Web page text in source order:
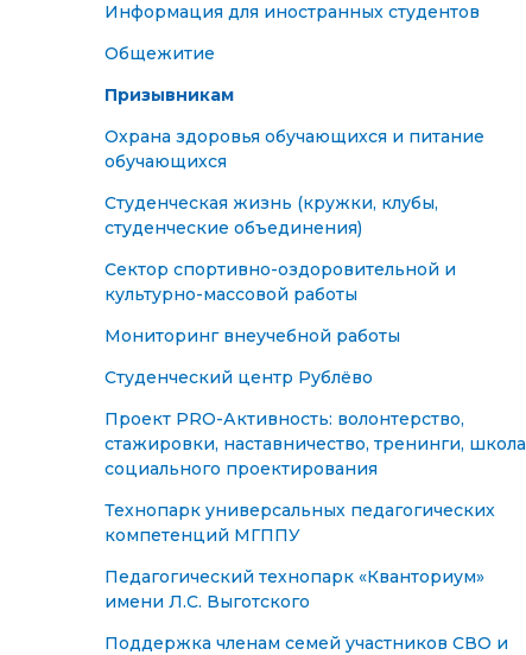
Информация для иностранных студентов
Общежитие
Призывникам
Охрана здоровья обучающихся и питание
обучающихся
Студенческая жизнь (кружки, клубы,
студенческие объединения)
Сектор спортивно-оздоровительной и
культурно-массовой работы
Мониторинг внеучебной работы
Студенческий центр Рублёво
Проект PRO-Активность: волонтерство,
стажировки, наставничество, тренинги, школа
социального проектирования
Технопарк универсальных педагогических
компетенций МГППУ
Педагогический технопарк «Кванториум»
имени Л.С. Выготского
Поддержка членам семей участников СВО и